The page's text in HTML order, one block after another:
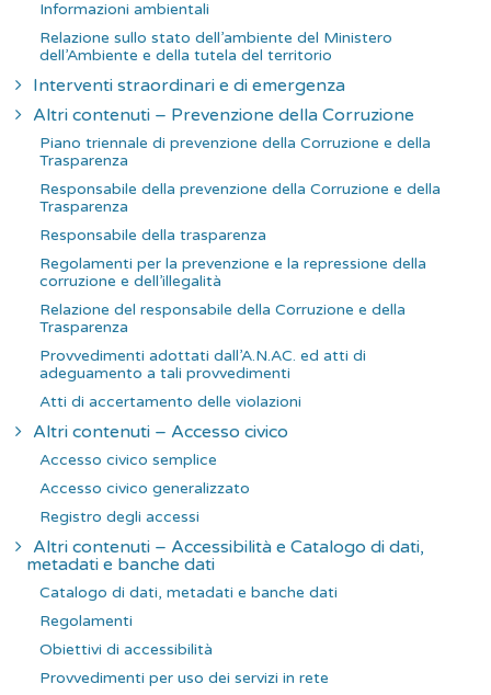
Informazioni ambientali
Relazione sullo stato dell’ambiente del Ministero
dell’Ambiente e della tutela del territorio
Interventi straordinari e di emergenza
Altri contenuti – Prevenzione della Corruzione
Piano triennale di prevenzione della Corruzione e della
Trasparenza
Responsabile della prevenzione della Corruzione e della
Trasparenza
Responsabile della trasparenza
Regolamenti per la prevenzione e la repressione della
corruzione e dell’illegalità
Relazione del responsabile della Corruzione e della
Trasparenza
Provvedimenti adottati dall’A.N.AC. ed atti di
adeguamento a tali provvedimenti
Atti di accertamento delle violazioni
Altri contenuti – Accesso civico
Accesso civico semplice
Accesso civico generalizzato
Registro degli accessi
Altri contenuti – Accessibilità e Catalogo di dati,
metadati e banche dati
Catalogo di dati, metadati e banche dati
Regolamenti
Obiettivi di accessibilità
Provvedimenti per uso dei servizi in rete